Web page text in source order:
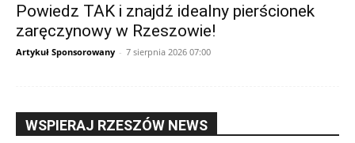
Powiedz TAK i znajdź idealny pierścionek
zaręczynowy w Rzeszowie!
Artykuł Sponsorowany - 7 sierpnia 2026 07:00
WSPIERAJ RZESZÓW NEWS